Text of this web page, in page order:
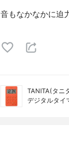
音もなかなかに迫
TANITA(タニ
デジタルタイ